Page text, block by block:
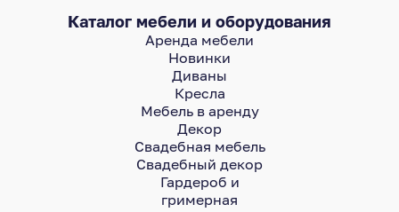
Каталог мебели и оборудования
Аренда мебели
Новинки
Диваны
Кресла
Мебель в аренду
Декор
Свадебная мебель
Свадебный декор
Гардероб и
гримерная